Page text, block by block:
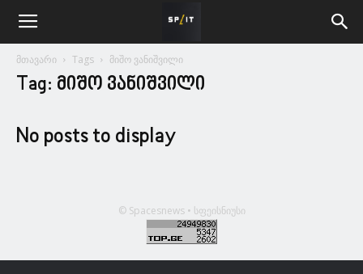
მთავარი Tags მიშო ვანიშვილი
Tag: მიშო ვანიშვილი
No posts to display
© Spacesnews • სფეისნიუსი